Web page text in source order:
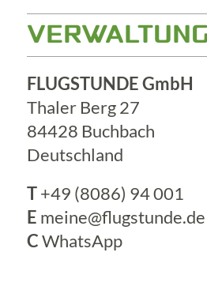
FLUGSTUNDE GmbH
Thaler Berg 27
84428 Buchbach
Deutschland
T +49 (8086) 94 001
E meine@flugstunde.de
CWhatsApp